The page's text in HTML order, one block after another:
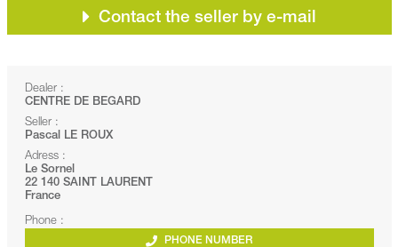
Contact the seller by e-mail
Dealer :
CENTRE DE BEGARD
Seller :
Pascal LE ROUX
Adress :
Le Sornel
22 140 SAINT LAURENT
France
Phone :
PHONE NUMBER